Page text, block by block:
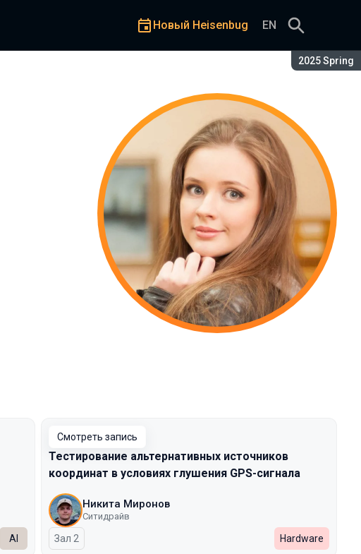
Сезон:
2025 Spring
Новый Heisenbug EN
AI
Смотреть запись
Тестирование альтернативных источников
координат в условиях глушения GPS-сигнала
Никита Миронов
Ситидрайв
Зал 2 Hardware